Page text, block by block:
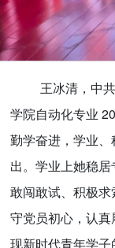
王冰清，中
学院自动化专业
勤学奋进，学业
出。学业上她稳
敢闯敢试、积极
守党员初心，认
现新时代青年学子